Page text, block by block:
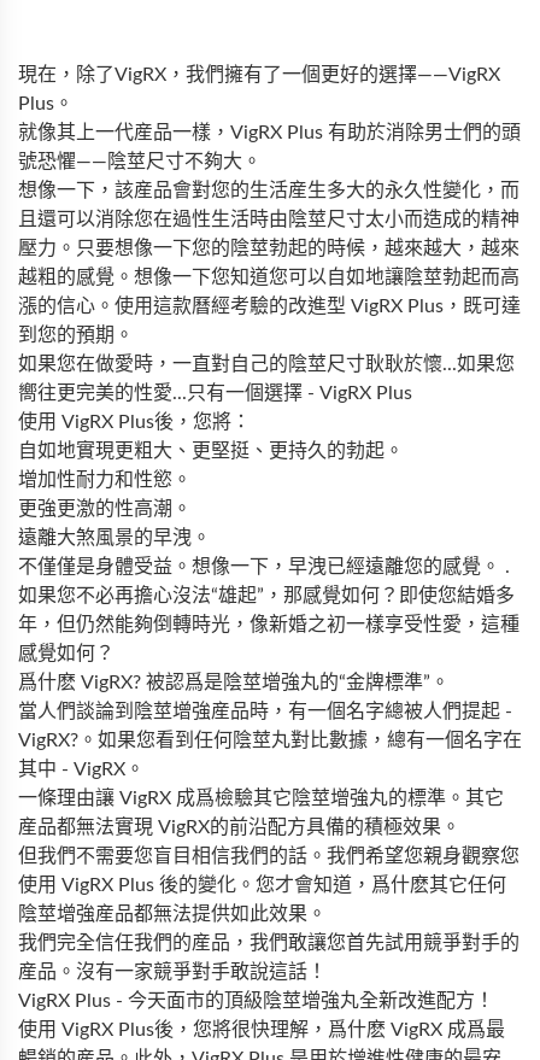
現在，除了VigRX，我們擁有了一個更好的選擇——VigRX
Plus。
就像其上一代産品一樣，VigRX Plus 有助於消除男士們的頭
號恐懼——陰莖尺寸不夠大。
想像一下，該産品會對您的生活産生多大的永久性變化，而
且還可以消除您在過性生活時由陰莖尺寸太小而造成的精神
壓力。只要想像一下您的陰莖勃起的時候，越來越大，越來
越粗的感覺。想像一下您知道您可以自如地讓陰莖勃起而高
漲的信心。使用這款曆經考驗的改進型 VigRX Plus，既可達
到您的預期。
如果您在做愛時，一直對自己的陰莖尺寸耿耿於懷...如果您
嚮往更完美的性愛...只有一個選擇 - VigRX Plus
使用 VigRX Plus後，您將：
自如地實現更粗大、更堅挺、更持久的勃起。
增加性耐力和性慾。
更強更激的性高潮。
遠離大煞風景的早洩。
不僅僅是身體受益。想像一下，早洩已經遠離您的感覺。 .
如果您不必再擔心沒法“雄起”，那感覺如何？即使您結婚多
年，但仍然能夠倒轉時光，像新婚之初一樣享受性愛，這種
感覺如何？
爲什麽 VigRX? 被認爲是陰莖增強丸的“金牌標準”。
當人們談論到陰莖增強産品時，有一個名字總被人們提起 -
VigRX?。如果您看到任何陰莖丸對比數據，總有一個名字在
其中 - VigRX。
一條理由讓 VigRX 成爲檢驗其它陰莖增強丸的標準。其它
産品都無法實現 VigRX的前沿配方具備的積極效果。
但我們不需要您盲目相信我們的話。我們希望您親身觀察您
使用 VigRX Plus 後的變化。您才會知道，爲什麽其它任何
陰莖增強産品都無法提供如此效果。
我們完全信任我們的産品，我們敢讓您首先試用競爭對手的
産品。沒有一家競爭對手敢說這話！
VigRX Plus - 今天面市的頂級陰莖增強丸全新改進配方！
使用 VigRX Plus後，您將很快理解，爲什麽 VigRX 成爲最